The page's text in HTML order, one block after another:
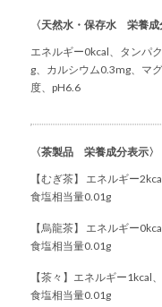
〈天然水・保存水 栄養成
エネルギー0kcal、タンパ
g、カルシウム0.3mg、マ
度、pH6.6
〈茶製品 栄養成分表示〉
【むぎ茶】 エネルギー
食塩相当量0.01g
【烏龍茶】 エネルギー
食塩相当量0.01g
【茶々】エネルギー1kcal
食塩相当量0.01g